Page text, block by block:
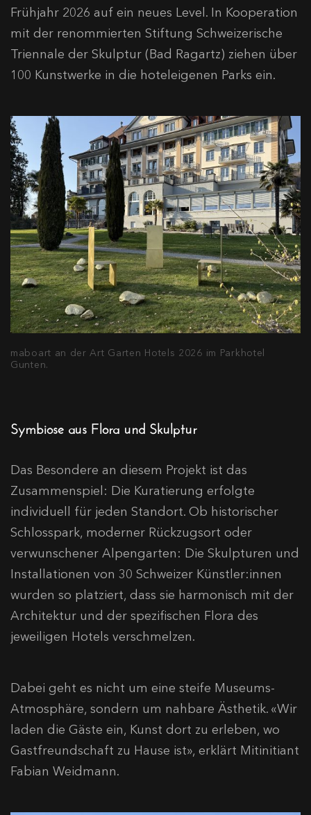
Frühjahr 2026 auf ein neues Level. In Kooperation
mit der renommierten Stiftung Schweizerische
Triennale der Skulptur (Bad Ragartz) ziehen über
100 Kunstwerke in die hoteleigenen Parks ein.
maboart an der Art Garten Hotels 2026 im Parkhotel
Gunten.
Symbiose aus Flora und Skulptur
Das Besondere an diesem Projekt ist das
Zusammenspiel: Die Kuratierung erfolgte
individuell für jeden Standort. Ob historischer
Schlosspark, moderner Rückzugsort oder
verwunschener Alpengarten: Die Skulpturen und
Installationen von 30 Schweizer Künstler:innen
wurden so platziert, dass sie harmonisch mit der
Architektur und der spezifischen Flora des
jeweiligen Hotels verschmelzen.
Dabei geht es nicht um eine steife Museums-
Atmosphäre, sondern um nahbare Ästhetik. «Wir
laden die Gäste ein, Kunst dort zu erleben, wo
Gastfreundschaft zu Hause ist», erklärt Mitinitiant
Fabian Weidmann.